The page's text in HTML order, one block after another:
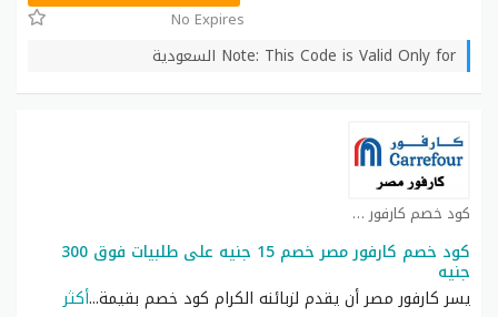
No Expires
Note: This Code is Valid Only for السعودية
كود خصم كارفور كوبون
كود خصم كارفور مصر خصم 15 جنيه على طلبيات فوق 300
جنيه
يسر كارفور مصر أن يقدم لزبائنه الكرام كود خصم بقيمة...أكثر